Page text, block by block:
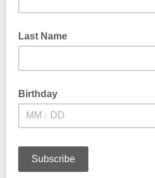
Last Name
Birthday
/